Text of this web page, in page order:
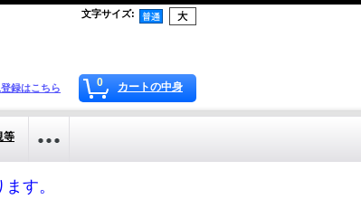
文字サイズ:
0 カートの中身
録はこちら
等
す。